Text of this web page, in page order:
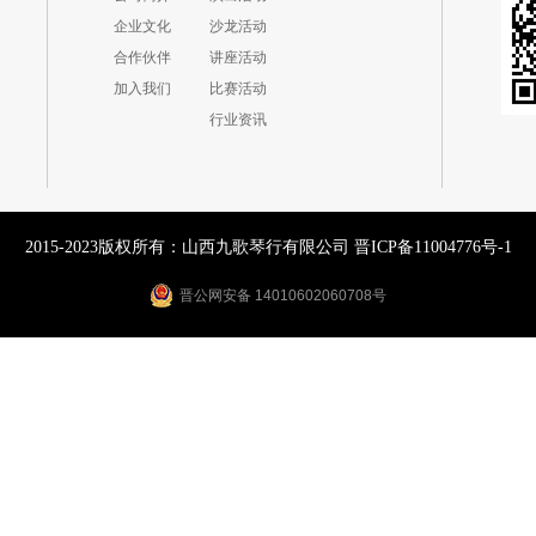
企业文化
合作伙伴
加入我们
沙龙活动
讲座活动
比赛活动
行业资讯
2015-2023版权所有：山西九歌琴行有限公司 晋ICP备11004776号-1
晋公网安备 14010602060708号